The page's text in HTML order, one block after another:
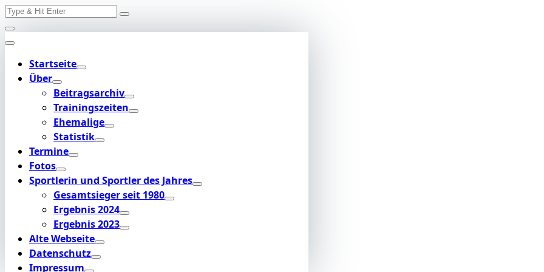
Skip
to
content
Search
Startseite
Über
Beitragsarchiv
Trainingszeiten
Ehemalige
Statistik
Termine
Fotos
Sportlerin und Sportler des Jahres
Gesamtsieger seit 1980
Ergebnis 2024
Ergebnis 2023
Alte Webseite
Datenschutz
Impressum